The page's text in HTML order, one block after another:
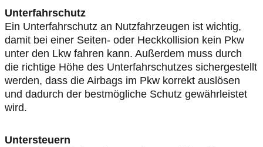
Unterfahrschutz
Ein Unterfahrschutz an Nutzfahrzeugen ist wichtig,
damit bei einer Seiten- oder Heckkollision kein Pkw
unter den Lkw fahren kann. Außerdem muss durch
die richtige Höhe des Unterfahrschutzes sichergestellt
werden, dass die Airbags im Pkw korrekt auslösen
und dadurch der bestmögliche Schutz gewährleistet
wird.
Untersteuern